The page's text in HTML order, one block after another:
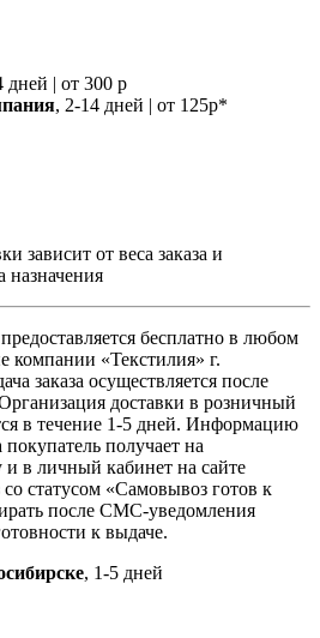
дней | от 300 р
, 2-14 дней | от 125р*
зависит от веса заказа и
назначения
бесплатно в любом
компании «Текстилия» г.
заказа осуществляется после
доставки в розничный
в течение 1-5 дней. Информацию
покупатель получает на
в личный кабинет на сайте
со статусом «Самовывоз готов к
после СМС-уведомления
к выдаче.
, 1-5 дней